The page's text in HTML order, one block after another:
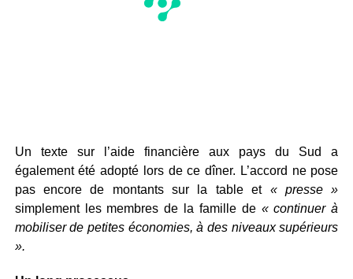
Un texte sur l’aide financière aux pays du Sud a
également été adopté lors de ce dîner. L’accord ne pose
pas encore de montants sur la table et « presse »
simplement les membres de la famille de « continuer à
mobiliser de petites économies, à des niveaux supérieurs
».